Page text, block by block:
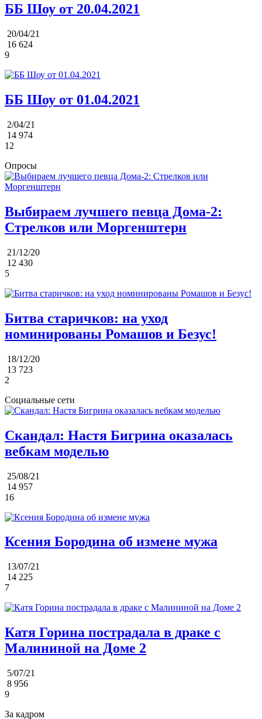
ББ Шоу от 20.04.2021
20/04/21
16 624
9
ББ Шоу от 01.04.2021
2/04/21
14 974
12
Опросы
Выбираем лучшего певца Дома-2:
Стрелков или Моргенштерн
21/12/20
12 430
5
Битва старичков: на уход
номинированы Ромашов и Безус!
18/12/20
13 723
2
Социальные сети
Скандал: Настя Бигрина оказалась
вебкам моделью
25/08/21
14 957
16
Ксения Бородина об измене мужа
13/07/21
14 225
7
Катя Горина пострадала в драке с
Малининой на Доме 2
5/07/21
8 956
9
За кадром